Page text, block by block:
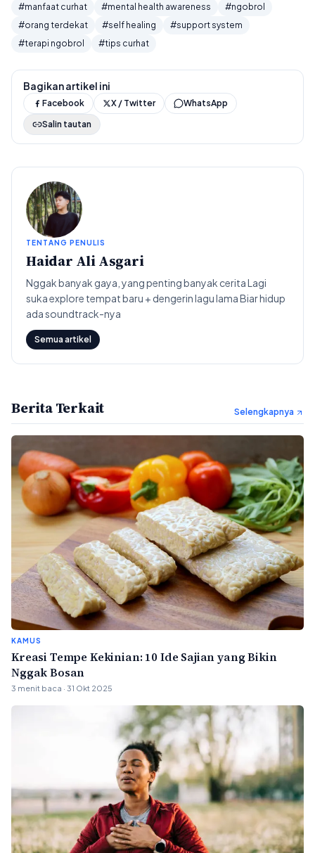
#manfaat curhat
#mental health awareness
#ngobrol
#orang terdekat
#self healing
#support system
#terapi ngobrol
#tips curhat
Bagikan artikel ini
Facebook X / Twitter
WhatsApp
Salin tautan
TENTANG PENULIS
Haidar Ali Asgari
Nggak banyak gaya, yang penting banyak cerita Lagi
suka explore tempat baru + dengerin lagu lama Biar hidup
ada soundtrack-nya
Semua artikel
Berita Terkait Selengkapnya
KAMUS
Kreasi Tempe Kekinian: 10 Ide Sajian yang Bikin
Nggak Bosan
3 menit baca · 31 Okt 2025